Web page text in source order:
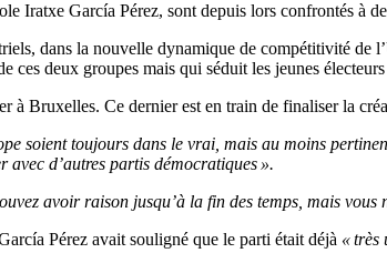
Iratxe García Pérez, sont depuis lors confrontés à
dans la nouvelle dynamique de compétitivité
ces deux groupes mais qui séduit les jeunes électeurs
à Bruxelles. Ce dernier est en train de finaliser la
soient toujours dans le vrai, mais au moins
d’autres partis démocratiques ».
avoir raison jusqu’à la fin des temps, mais vous
Pérez avait souligné que le parti était déjà « très